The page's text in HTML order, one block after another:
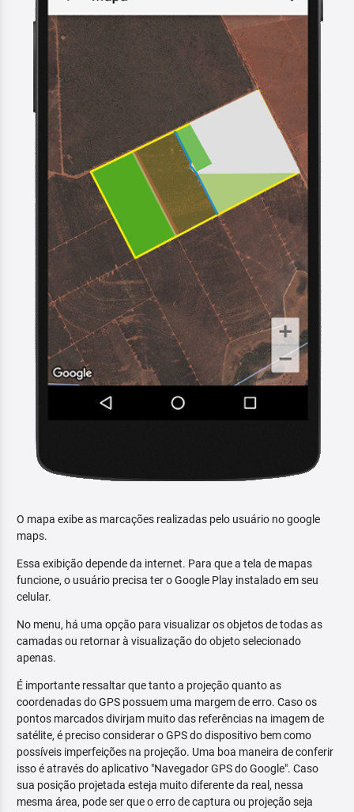
O mapa exibe as marcações realizadas pelo usuário no google
maps.
Essa exibição depende da internet. Para que a tela de mapas
funcione, o usuário precisa ter o Google Play instalado em seu
celular.
No menu, há uma opção para visualizar os objetos de todas as
camadas ou retornar à visualização do objeto selecionado
apenas.
É importante ressaltar que tanto a projeção quanto as
coordenadas do GPS possuem uma margem de erro. Caso os
pontos marcados divirjam muito das referências na imagem de
satélite, é preciso considerar o GPS do dispositivo bem como
possíveis imperfeições na projeção. Uma boa maneira de conferir
isso é através do aplicativo "Navegador GPS do Google". Caso
sua posição projetada esteja muito diferente da real, nessa
mesma área, pode ser que o erro de captura ou projeção seja